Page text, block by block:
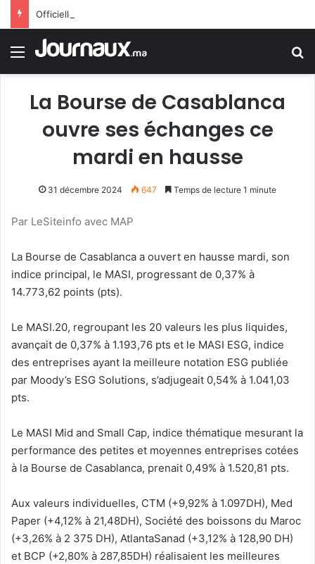
Menu
La Bourse de Casablanca
ouvre ses échanges ce
mardi en hausse
31 décembre 2024 647 Temps de lecture 1 minute
Par LeSiteinfo avec MAP
La Bourse de Casablanca a ouvert en hausse mardi, son
indice principal, le MASI, progressant de 0,37% à
14.773,62 points (pts).
Le MASI.20, regroupant les 20 valeurs les plus liquides,
avançait de 0,37% à 1.193,76 pts et le MASI ESG, indice
des entreprises ayant la meilleure notation ESG publiée
par Moody’s ESG Solutions, s’adjugeait 0,54% à 1.041,03
pts.
Le MASI Mid and Small Cap, indice thématique mesurant la
performance des petites et moyennes entreprises cotées
à la Bourse de Casablanca, prenait 0,49% à 1.520,81 pts.
Aux valeurs individuelles, CTM (+9,92% à 1.097DH), Med
Paper (+4,12% à 21,48DH), Société des boissons du Maroc
(+3,26% à 2 375 DH), AtlantaSanad (+3,12% à 128,90 DH)
et BCP (+2,80% à 287,85DH) réalisaient les meilleures